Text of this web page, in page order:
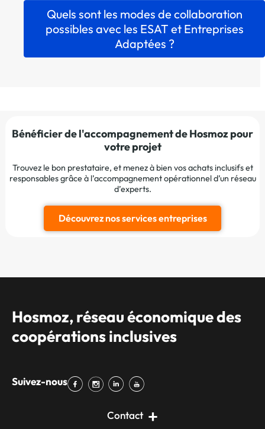
Quels sont les modes de collaboration
possibles avec les ESAT et Entreprises
Adaptées ?
Bénéficier de l'accompagnement de Hosmoz pour
votre projet
Trouvez le bon prestataire, et menez à bien vos achats inclusifs et
responsables grâce à l’accompagnement opérationnel d’un réseau
d’experts.
Découvrez nos services entreprises
Hosmoz, réseau économique des
coopérations inclusives
Suivez-nous
Contact